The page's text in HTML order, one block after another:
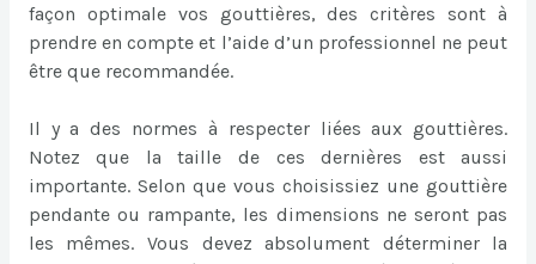
façon optimale vos gouttières, des critères sont à
prendre en compte et l’aide d’un professionnel ne peut
être que recommandée.
Il y a des normes à respecter liées aux gouttières.
Notez que la taille de ces dernières est aussi
importante. Selon que vous choisissiez une gouttière
pendante ou rampante, les dimensions ne seront pas
les mêmes. Vous devez absolument déterminer la